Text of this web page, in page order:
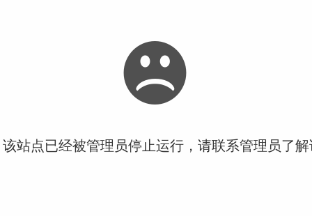
站点已经被管理员停止运行，请联系管理员了